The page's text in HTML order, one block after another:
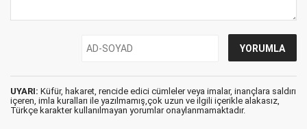
UYARI: Küfür, hakaret, rencide edici cümleler veya imalar, inançlara saldırı
içeren, imla kuralları ile yazılmamış,çok uzun ve ilgili içerikle alakasız,
Türkçe karakter kullanılmayan yorumlar onaylanmamaktadır.